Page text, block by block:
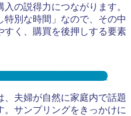
の説得力につながります。
特別な時間」なので、その中
すく、購買を後押しする要素
リット３選と事例を紹介
、夫婦が自然に家庭内で話題
サンプリングをきっかけに